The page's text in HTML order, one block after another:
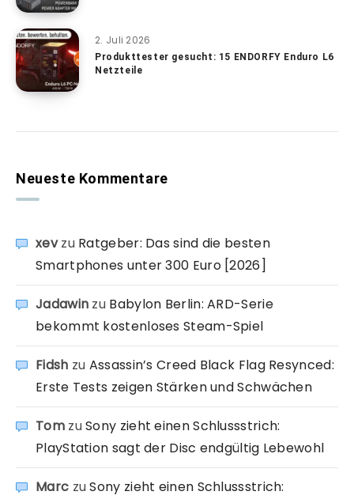
2. Juli 2026
Produkttester gesucht: 15 ENDORFY Enduro L6
Netzteile
Neueste Kommentare
xevzu Ratgeber: Das sind die besten
Smartphones unter 300 Euro [2026]
Jadawin zu Babylon Berlin: ARD-Serie
bekommt kostenloses Steam-Spiel
Fidsh zu Assassin’s Creed Black Flag Resynced:
Erste Tests zeigen Stärken und Schwächen
TomzuSony zieht einen Schlussstrich:
PlayStation sagt der Disc endgültig Lebewohl
Marc zuSony zieht einen Schlussstrich: